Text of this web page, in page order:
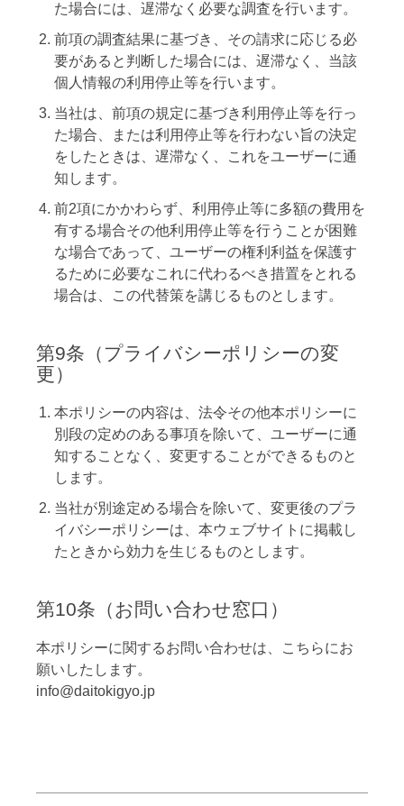
た場合には、遅滞なく必要な調査を行います。
前項の調査結果に基づき、その請求に応じる必
要があると判断した場合には、遅滞なく、当該
個人情報の利用停止等を行います。
当社は、前項の規定に基づき利用停止等を行っ
た場合、または利用停止等を行わない旨の決定
をしたときは、遅滞なく、これをユーザーに通
知します。
前2項にかかわらず、利用停止等に多額の費用を
有する場合その他利用停止等を行うことが困難
な場合であって、ユーザーの権利利益を保護す
るために必要なこれに代わるべき措置をとれる
場合は、この代替策を講じるものとします。
第9条（プライバシーポリシーの変
更）
本ポリシーの内容は、法令その他本ポリシーに
別段の定めのある事項を除いて、ユーザーに通
知することなく、変更することができるものと
します。
当社が別途定める場合を除いて、変更後のプラ
イバシーポリシーは、本ウェブサイトに掲載し
たときから効力を生じるものとします。
第10条（お問い合わせ窓口）
本ポリシーに関するお問い合わせは、こちらにお
願いしたします。
info@daitokigyo.jp